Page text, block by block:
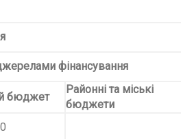
фінансування
бюджет
Районні та міські
бюджети